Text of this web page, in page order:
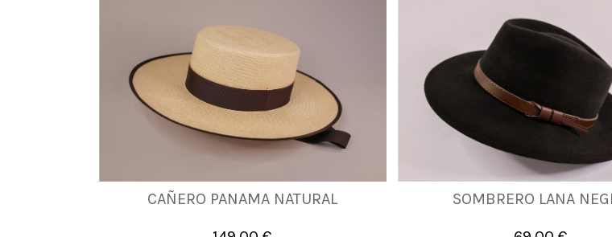
CAÑERO PANAMA NATURAL
56 58 SOMBRERO LANA
57 58 59 60 61